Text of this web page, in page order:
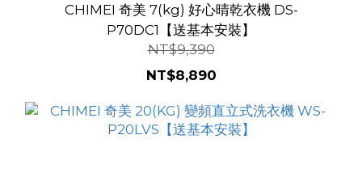
CHIMEI 奇美 7(kg) 好心晴乾衣機 DS-
P70DC1【送基本安裝】
NT$9,390
NT$8,890